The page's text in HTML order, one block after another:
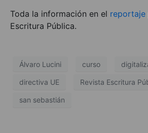
Toda la información en el reportaje
Escritura Pública.
Álvaro Lucini curso
directiva UE Revista Escritura
san sebastián